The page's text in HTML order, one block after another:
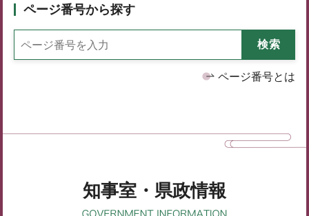
ページ番号から探す
ページ番号とは
知事室・県政情報